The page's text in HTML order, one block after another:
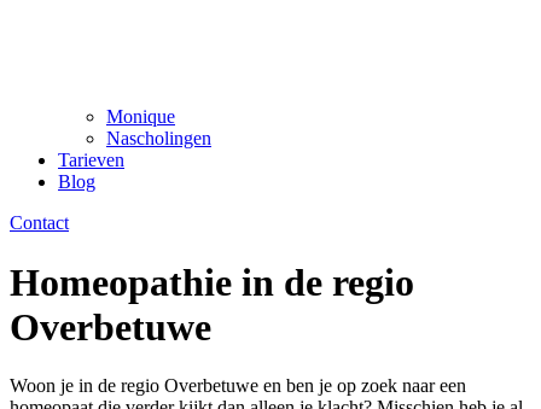
Monique
Nascholingen
Tarieven
Blog
Contact
Homeopathie in de regio
Overbetuwe
Woon je in de regio Overbetuwe en ben je op zoek naar een